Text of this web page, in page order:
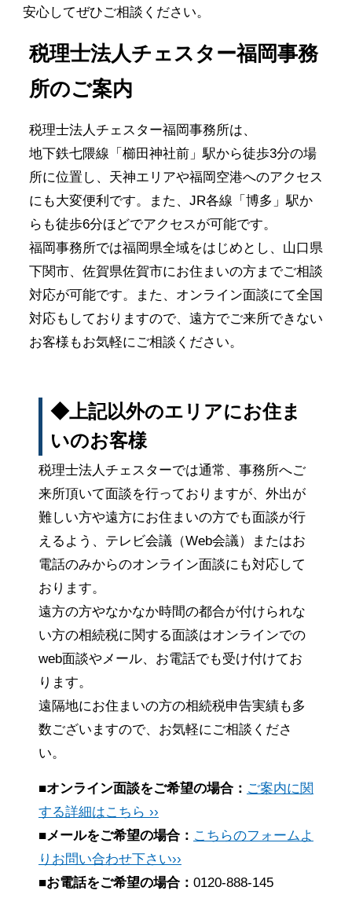
安心してぜひご相談ください。
税理士法人チェスター福岡事務
所のご案内
税理士法人チェスター福岡事務所は、
地下鉄七隈線「櫛田神社前」駅から徒歩3分の場
所に位置し、天神エリアや福岡空港へのアクセス
にも大変便利です。また、JR各線「博多」駅か
らも徒歩6分ほどでアクセスが可能です。
福岡事務所では福岡県全域をはじめとし、山口県
下関市、佐賀県佐賀市にお住まいの方までご相談
対応が可能です。また、オンライン面談にて全国
対応もしておりますので、遠方でご来所できない
お客様もお気軽にご相談ください。
◆上記以外のエリアにお住ま
いのお客様
税理士法人チェスターでは通常、事務所へご
来所頂いて面談を行っておりますが、外出が
難しい方や遠方にお住まいの方でも面談が行
えるよう、テレビ会議（Web会議）またはお
電話のみからのオンライン面談にも対応して
おります。
遠方の方やなかなか時間の都合が付けられな
い方の相続税に関する面談はオンラインでの
web面談やメール、お電話でも受け付けてお
ります。
遠隔地にお住まいの方の相続税申告実績も多
数ございますので、お気軽にご相談くださ
い。
■オンライン面談をご希望の場合： ご案内に関
する詳細はこちら ››
■メールをご希望の場合： こちらのフォームよ
りお問い合わせ下さい››
■お電話をご希望の場合： 0120-888-145